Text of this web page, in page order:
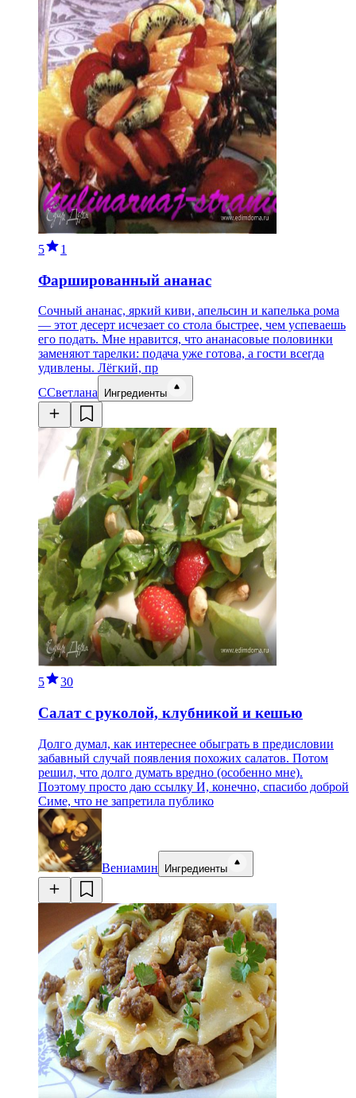
5 1
Фаршированный ананас
Сочный ананас, яркий киви, апельсин и капелька рома
— этот десерт исчезает со стола быстрее, чем успеваешь
его подать. Мне нравится, что ананасовые половинки
заменяют тарелки: подача уже готова, а гости всегда
удивлены. Лёгкий, пр
ССветлана Ингредиенты
5 30
Салат с руколой, клубникой и кешью
Долго думал, как интереснее обыграть в предисловии
забавный случай появления похожих салатов. Потом
решил, что долго думать вредно (особенно мне).
Поэтому просто даю ссылку И, конечно, спасибо доброй
Симе, что не запретила публико
Вениамин Ингредиенты